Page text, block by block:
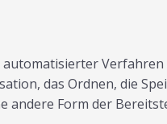
das Ordnen, die
Form der